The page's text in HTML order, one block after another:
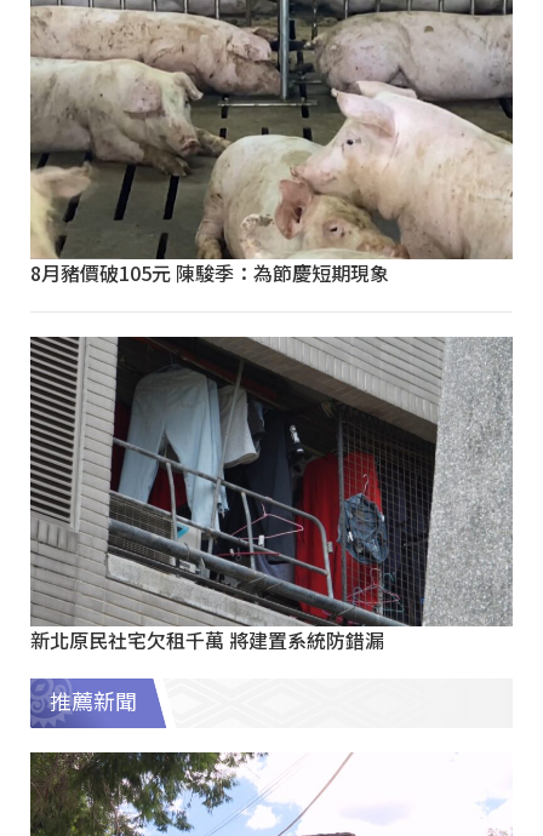
8月豬價破105元 陳駿季：為節慶短期現象
新北原民社宅欠租千萬 將建置系統防錯漏
推薦新聞